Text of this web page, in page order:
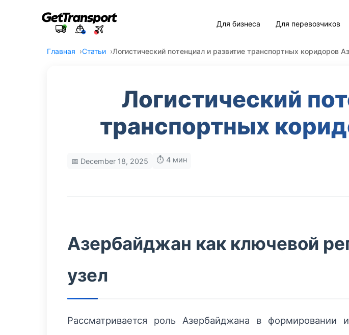
Для бизнеса Для перевозчиков
Главная Статьи Логистический потенциал и развитие транспортных коридоров
Логистический
транспортных
📅 December 18, 2025 ⏱️ 4 мин
Азербайджан как ключевой
узел
Рассматривается роль Азербайджана в формировании